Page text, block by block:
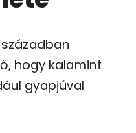
században
hogy kalamint
gyapjúval